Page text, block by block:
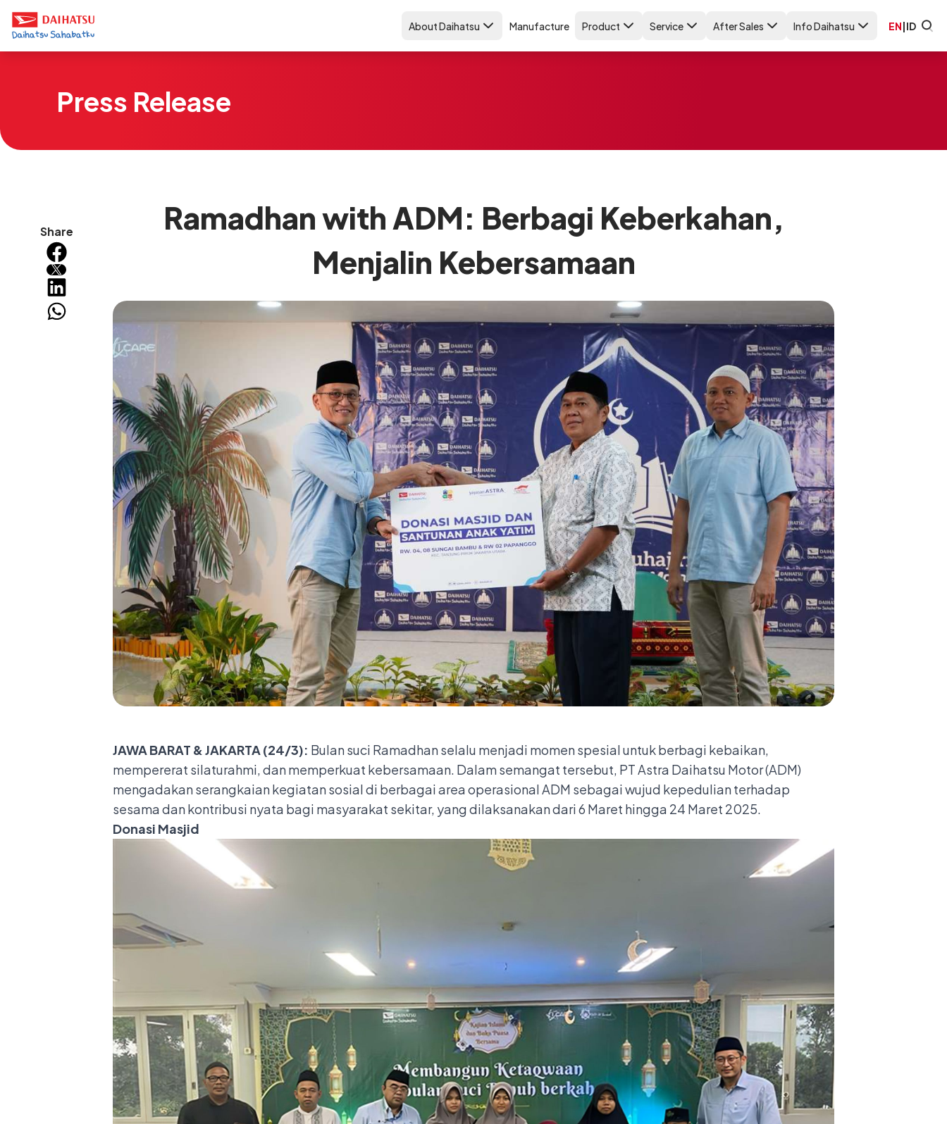
About Daihatsu Manufacture Product Service After Sales Info Daihatsu EN|ID
Press Release
Share
Ramadhan with ADM: Berbagi Keberkahan,
Menjalin Kebersamaan
JAWA BARAT & JAKARTA (24/3): Bulan suci Ramadhan selalu menjadi momen spesial untuk berbagi kebaikan,
mempererat silaturahmi, dan memperkuat kebersamaan. Dalam semangat tersebut, PT Astra Daihatsu Motor (ADM)
mengadakan serangkaian kegiatan sosial di berbagai area operasional ADM sebagai wujud kepedulian terhadap
sesama dan kontribusi nyata bagi masyarakat sekitar, yang dilaksanakan dari 6 Maret hingga 24 Maret 2025.
Donasi Masjid